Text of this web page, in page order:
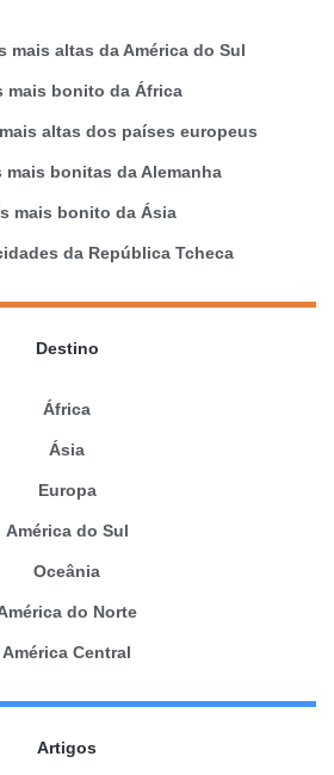
mais altas da América do Sul
mais bonito da África
altas dos países europeus
mais bonitas da Alemanha
mais bonito da Ásia
da República Tcheca
Destino
África
Ásia
Europa
América do Sul
Oceânia
do Norte
América Central
Artigos